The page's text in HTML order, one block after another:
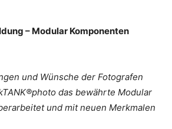
– Modular Komponenten
und Wünsche der Fotografen
das bewährte Modular
und mit neuen Merkmalen